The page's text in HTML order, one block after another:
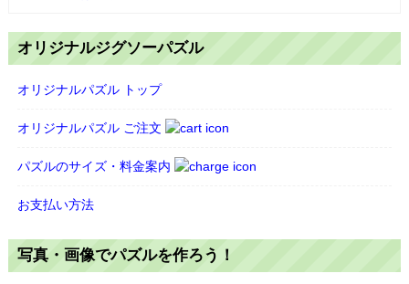
オリジナルジグソーパズル
オリジナルパズル トップ
オリジナルパズル ご注文
パズルのサイズ・料金案内
お支払い方法
写真・画像でパズルを作ろう！